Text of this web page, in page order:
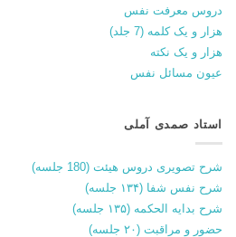
دروس معرفت نفس
هزار و یک کلمه (7 جلد)
هزار و یک نکته
عیون مسائل نفس
استاد صمدی آملی
شرح تصویری دروس هیئت (180 جلسه)
شرح نفس شفا (۱۳۴ جلسه)
شرح بدایه الحکمه (۱۳۵ جلسه)
حضور و مراقبت (۲۰ جلسه)